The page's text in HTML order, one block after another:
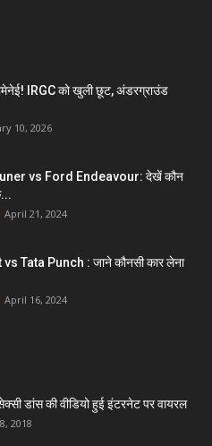
IRGC को खुली छूट, अंडरग्राउंड
10, 2026
vs Ford Endeavour: देखें कौन
April 21, 2024
Tata Punch : जाने कौनसी कार लेना
April 16, 2024
डांस की वीडियो हुई इंटरनेट पर वायरल
2018